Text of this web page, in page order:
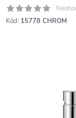
Kód: 15778 CHROM